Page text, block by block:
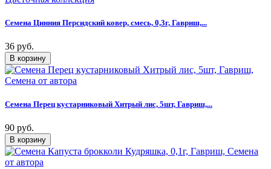
Семена Цинния Персидский ковер, смесь, 0,3г, Гавриш,...
36 руб.
Семена Перец кустарниковый Хитрый лис, 5шт, Гавриш,...
90 руб.